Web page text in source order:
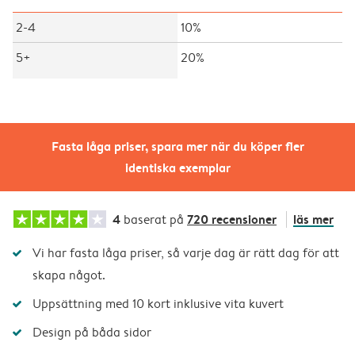
Fasta låga priser, spara mer när du köper fler
identiska exemplar
2-4
10%
5+
20%
4 baserat på 720 recensioner läs mer
Vi har fasta låga priser, så varje dag är rätt dag för att
skapa något.
Uppsättning med 10 kort inklusive vita kuvert
Design på båda sidor